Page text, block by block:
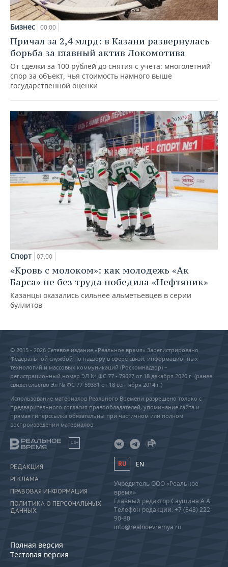
Бизнес 00:00
Причал за 2,4 млрд: в Казани развернулась
борьба за главный актив Локомотива
От сделки за 100 рублей до снятия с учета: многолетний
спор за объект, чья стоимость намного выше
государственной оценки
Спорт 07:00
«Кровь с молоком»: как молодежь «Ак
Барса» не без труда победила «Нефтяник»
Казанцы оказались сильнее альметьевцев в серии
буллитов
© 2015 - 2026 Сетевое издание «Реальное время» Зарегистрировано
Федеральной службой по надзору в сфере связи, информационных
технологий и массовых коммуникаций (Роскомнадзор) –
регистрационный номер ЭЛ № ФС 77 - 79627 от 18 декабря 2020 г. (ранее
свидетельство Эл № ФС 77-59331 от 18 сентября 2014 г.)
Использование материалов Реального Времени разрешено только с
предварительного согласия правообладателей, упоминание сайта и
прямая гиперссылка обязательны при частичном или полном
воспроизведении материалов.
18+
РЕДАКЦИЯ
РЕКЛАМА
ПРАВОВАЯ ИНФОРМАЦИЯ
ПОЛИТИКА О ПЕРСОНАЛЬНЫХ
ДАННЫХ
Полная версия
Тестовая версия
RU EN
Учредитель ООО «Реальное
время»
Главный редактор Саушина А.А.
Телефон редакции: +7 (843) 222-
90-80
info@realnoevremya.ru